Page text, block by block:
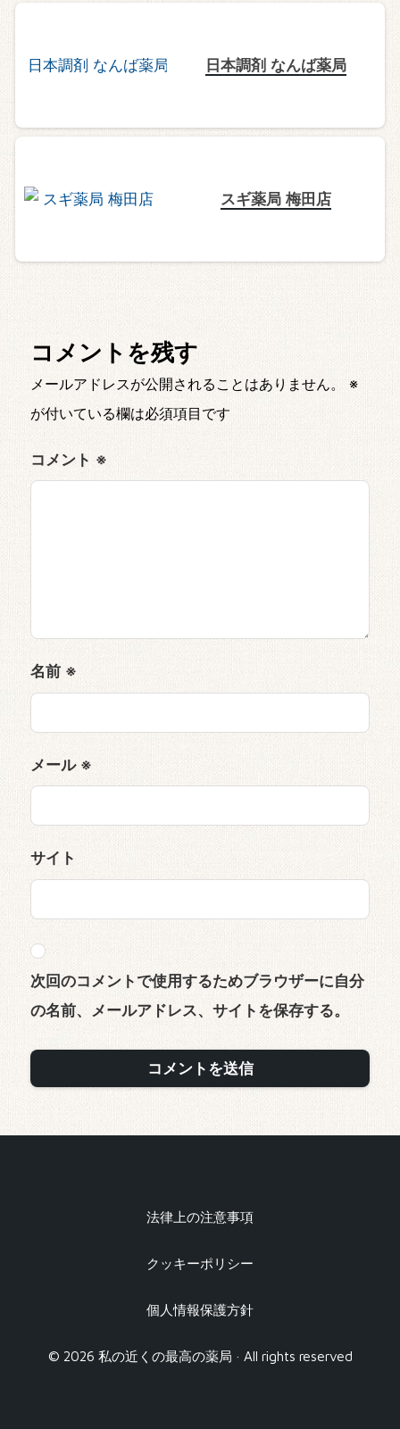
日本調剤 なんば薬局
スギ薬局 梅田店
コメントを残す
メールアドレスが公開されることはありません。
※
が付いている欄は必須項目です
コメント ※
名前 ※
メール ※
サイト
次回のコメントで使用するためブラウザーに自分
の名前、メールアドレス、サイトを保存する。
法律上の注意事項
クッキーポリシー
個人情報保護方針
© 2026 私の近くの最高の薬局 · All rights reserved